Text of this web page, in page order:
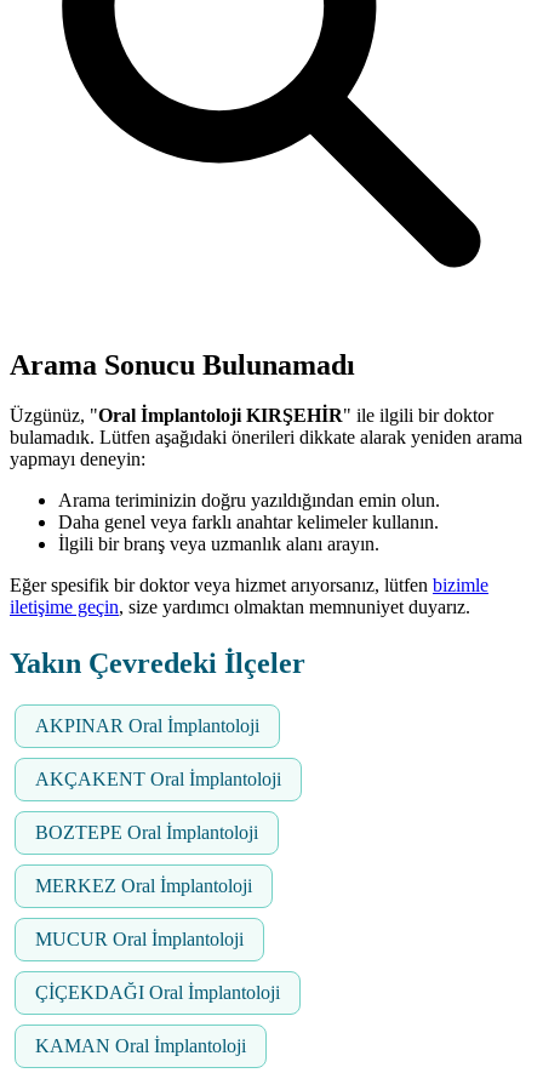
Arama Sonucu Bulunamadı
Üzgünüz, "Oral İmplantoloji KIRŞEHİR" ile ilgili bir doktor
bulamadık. Lütfen aşağıdaki önerileri dikkate alarak yeniden arama
yapmayı deneyin:
Arama teriminizin doğru yazıldığından emin olun.
Daha genel veya farklı anahtar kelimeler kullanın.
İlgili bir branş veya uzmanlık alanı arayın.
Eğer spesifik bir doktor veya hizmet arıyorsanız, lütfen bizimle
iletişime geçin, size yardımcı olmaktan memnuniyet duyarız.
Yakın Çevredeki İlçeler
AKPINAR Oral İmplantoloji
AKÇAKENT Oral İmplantoloji
BOZTEPE Oral İmplantoloji
MERKEZ Oral İmplantoloji
MUCUR Oral İmplantoloji
ÇİÇEKDAĞI Oral İmplantoloji
KAMAN Oral İmplantoloji